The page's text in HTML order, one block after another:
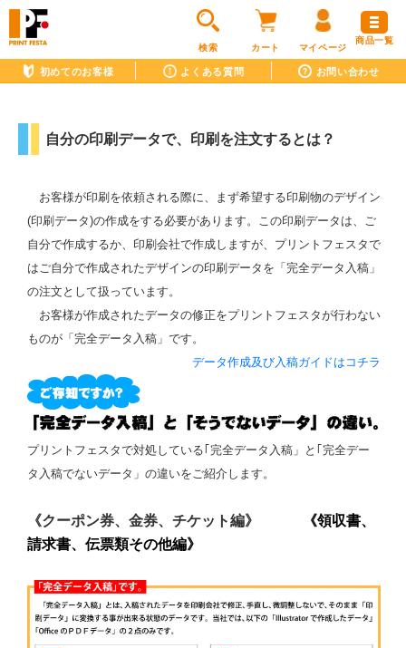
検索 カート マイページ
初めてのお客様 よくある質問 お問い合わせ
商品一覧
自分の印刷データで、印刷を注文するとは？
お客様が印刷を依頼される際に、まず希望する印刷物のデザイン
(印刷データ)の作成をする必要があります。この印刷データは、ご
自分で作成するか、印刷会社で作成しますが、プリントフェスタで
はご自分で作成されたデザインの印刷データを「完全データ入稿」
の注文として扱っています。
お客様が作成されたデータの修正をプリントフェスタが行わない
ものが「完全データ入稿」です。
データ作成及び入稿ガイドはコチラ
プリントフェスタで対処している｢完全データ入稿」と｢完全デー
タ入稿でないデータ」の違いをご紹介します。
《クーポン券、金券、チケット編》
《領収書、
請求書、伝票類その他編》